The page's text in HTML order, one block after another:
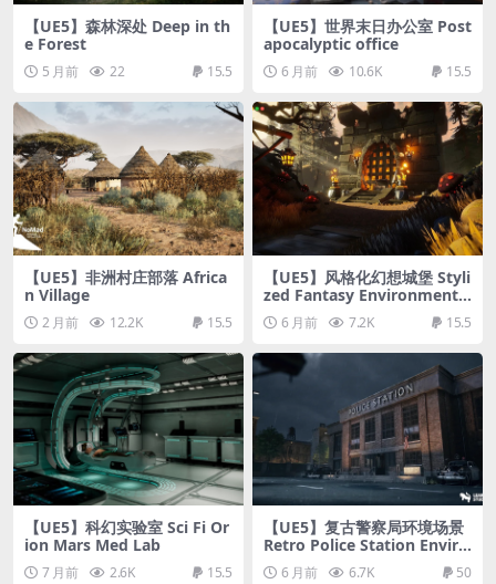
【UE5】森林深处 Deep in th
e Forest
5 月前 22 15.5
【UE5】世界末日办公室 Post
apocalyptic office
6 月前 10.6K 15.5
【UE5】非洲村庄部落 Africa
n Village
2 月前 12.2K 15.5
【UE5】风格化幻想城堡 Styli
zed Fantasy Environment (
Fantasy Stylized Stylized F
antasy Castle Castle )
6 月前 7.2K 15.5
【UE5】科幻实验室 Sci Fi Or
ion Mars Med Lab
7 月前 2.6K 15.5
【UE5】复古警察局环境场景
Retro Police Station Enviro
nment ( Unreal Engine )
6 月前 6.7K 50